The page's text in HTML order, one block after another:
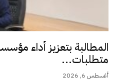
المطالبة بتعزيز أداء
متطلبات...
أغسطس 6, 2026